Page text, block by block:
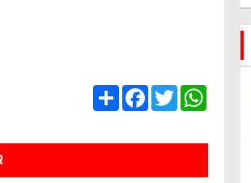
Share Facebook
TwitterWhatsApp